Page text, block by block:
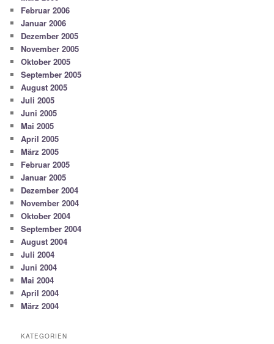
Februar 2006
Januar 2006
Dezember 2005
November 2005
Oktober 2005
September 2005
August 2005
Juli 2005
Juni 2005
Mai 2005
April 2005
März 2005
Februar 2005
Januar 2005
Dezember 2004
November 2004
Oktober 2004
September 2004
August 2004
Juli 2004
Juni 2004
Mai 2004
April 2004
März 2004
KATEGORIEN